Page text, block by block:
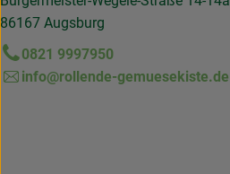
86167 Augsburg
0821 9997950
info@rollende-gemuesekiste.de